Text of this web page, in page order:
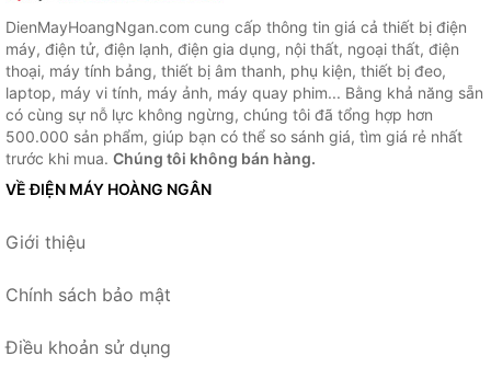
DienMayHoangNgan.com cung cấp thông tin giá cả thiết bị điện
máy, điện tử, điện lạnh, điện gia dụng, nội thất, ngoại thất, điện
thoại, máy tính bảng, thiết bị âm thanh, phụ kiện, thiết bị đeo,
laptop, máy vi tính, máy ảnh, máy quay phim... Bằng khả năng sẵn
có cùng sự nỗ lực không ngừng, chúng tôi đã tổng hợp hơn
500.000 sản phẩm, giúp bạn có thể so sánh giá, tìm giá rẻ nhất
trước khi mua. Chúng tôi không bán hàng.
VỀ ĐIỆN MÁY HOÀNG NGÂN
Giới thiệu
Chính sách bảo mật
Điều khoản sử dụng